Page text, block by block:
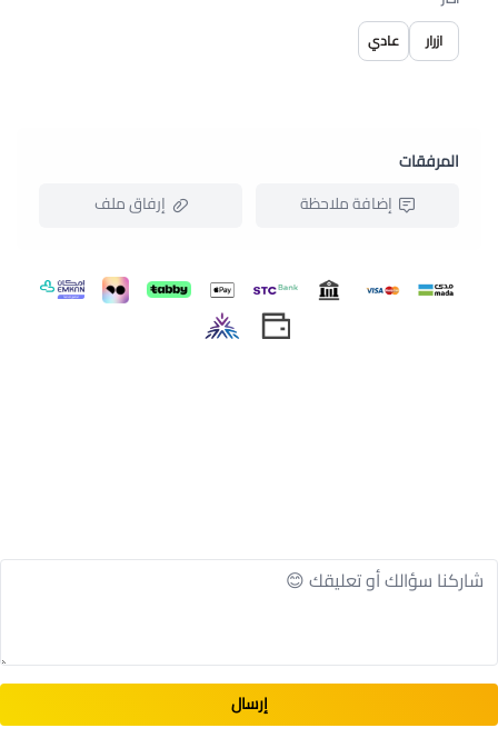
لتخزين الأدوات والمعدات الطبية الصغيرة التي قد تحتاجها
أثناء عملك.ازرار عادي
المرفقات
إضافة ملاحظة
إرفاق ملف
اسحب و افلت الملف هنا
استعراض
إرسال